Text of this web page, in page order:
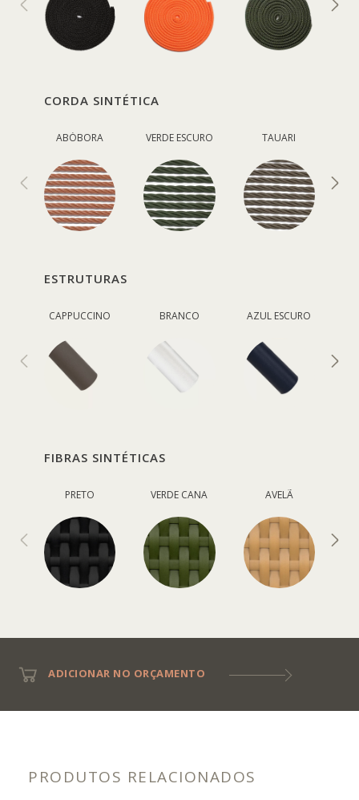
CORDA SINTÉTICA
ABÓBORA VERDE ESCURO TAUARI
ESTRUTURAS
CAPPUCCINO BRANCO AZUL ESCURO
FIBRAS SINTÉTICAS
PRETO VERDE CANA AVELÃ
ADICIONAR NO ORÇAMENTO
PRODUTOS RELACIONADOS